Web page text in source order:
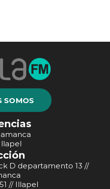
SOMOS
D departamento 13 //
// Illapel